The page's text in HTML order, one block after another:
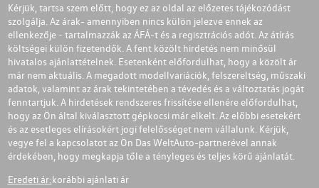
Kérjük, tartsa szem előtt, hogy ez az oldal az előzetes tájékozódást
szolgálja. Az árak- amennyiben nincs külön jelezve ennek az
ellenkezője - tartalmazzák az ÁFÁ-t és a regisztrációs adót. Az átírás
költségei külön fizetendők. A fent közölt hirdetés nem minősül
hivatalos ajánlattételnek. Esetenként előfordulhat, hogy a közölt ár
már nem aktuális. A megadott modellvariációk, felszereltség, műszaki
adatok, valamint az árak tekintetében a tévedés és a változtatás jogát
fenntartjuk. A hirdetések rendszeres frissítése ellenére előfordulhat,
hogy az Ön által kiválasztott gépkocsi már elkelt. Az előbbi esetekért
és az esetleges elírásokért jogi felelősséget nem vállalunk. Kérjük,
vegye fel a kapcsolatot az Ön Das WeltAuto-partnerével annak
érdekében, hogy megkapja tőle a tényleges és teljes körű ajánlatát.
Eredeti ár:korábbi ajánlati ár